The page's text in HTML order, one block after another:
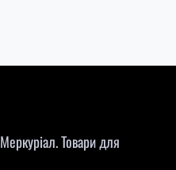
Товари для